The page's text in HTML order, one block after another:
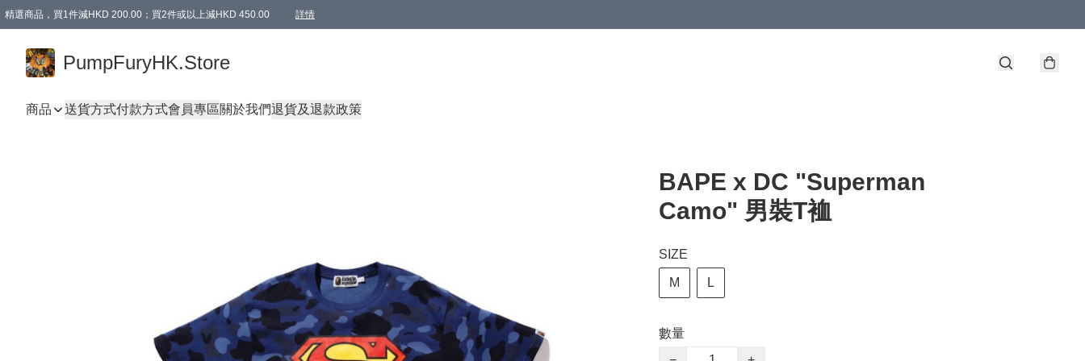
精選商品，買1件減HKD 200.00；買2件或以上減HKD 450.00 詳情
PumpFuryHK.Store
商品 送貨方式付款方式會員專區關於我們退貨及退款政策
BAPE x DC "Superman
Camo" 男裝T裇
SIZE
M L
數量